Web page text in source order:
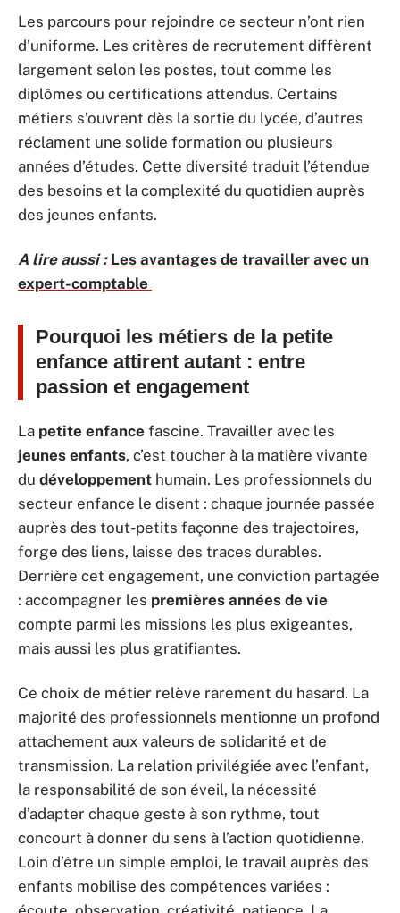
Les parcours pour rejoindre ce secteur n’ont rien
d’uniforme. Les critères de recrutement diffèrent
largement selon les postes, tout comme les
diplômes ou certifications attendus. Certains
métiers s’ouvrent dès la sortie du lycée, d’autres
réclament une solide formation ou plusieurs
années d’études. Cette diversité traduit l’étendue
des besoins et la complexité du quotidien auprès
des jeunes enfants.
A lire aussi : Les avantages de travailler avec un
expert-comptable
Pourquoi les métiers de la petite
enfance attirent autant : entre
passion et engagement
La petite enfance fascine. Travailler avec les
jeunes enfants, c’est toucher à la matière vivante
du développement humain. Les professionnels du
secteur enfance le disent : chaque journée passée
auprès des tout-petits façonne des trajectoires,
forge des liens, laisse des traces durables.
Derrière cet engagement, une conviction partagée
: accompagner les premières années de vie
compte parmi les missions les plus exigeantes,
mais aussi les plus gratifiantes.
Ce choix de métier relève rarement du hasard. La
majorité des professionnels mentionne un profond
attachement aux valeurs de solidarité et de
transmission. La relation privilégiée avec l’enfant,
la responsabilité de son éveil, la nécessité
d’adapter chaque geste à son rythme, tout
concourt à donner du sens à l’action quotidienne.
Loin d’être un simple emploi, le travail auprès des
enfants mobilise des compétences variées :